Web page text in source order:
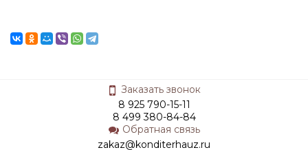
Заказать звонок
8 925 790-15-11
8 499 380-84-84
Обратная связь
zakaz@konditerhauz.ru